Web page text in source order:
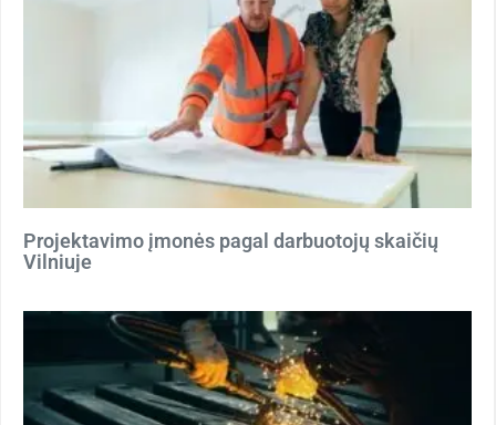
Projektavimo įmonės pagal darbuotojų skaičių
Vilniuje